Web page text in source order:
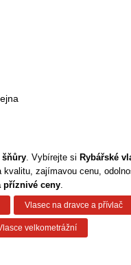
šňůry. Vybírejte si Rybářské
zajímavou cenu,
příznivé ceny.
Vlasec na dravce a přívlač
velkometrážní